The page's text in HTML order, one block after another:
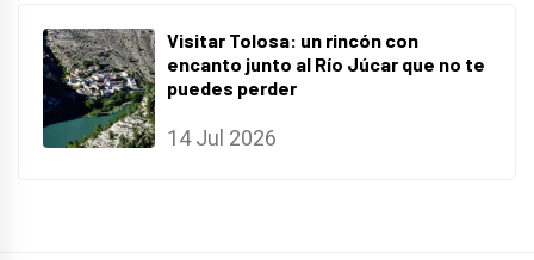
Visitar Tolosa: un rincón con
encanto junto al Río Júcar que no te
puedes perder
14 Jul 2026